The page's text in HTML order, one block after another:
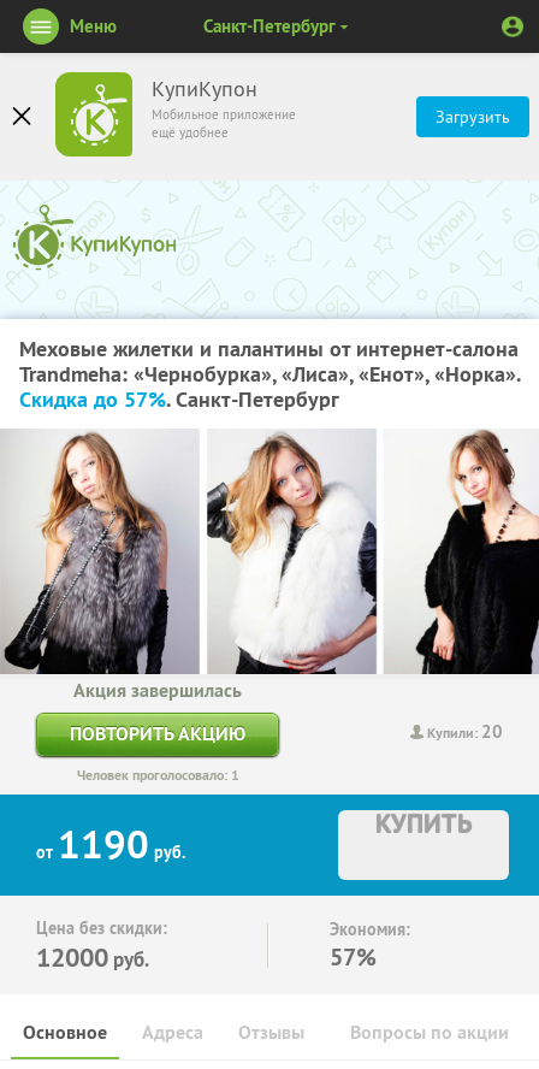
КупиКупон
Мобильное приложение
ещё удобнее
Загрузить
Меню Санкт-Петербург
Меховые жилетки и палантины от интернет-салона
Trandmeha: «Чернобурка», «Лиса», «Енот», «Норка».
Скидка до 57%. Санкт-Петербург
Купили: 20
Акция завершилась
ПОВТОРИТЬ АКЦИЮ
Человек проголосовало: 1
от 1190 руб.
КУПИТЬ
Цена без скидки:
12000 руб.
Экономия:
57%
Основное Отзывы Вопросы по акции
Адреса